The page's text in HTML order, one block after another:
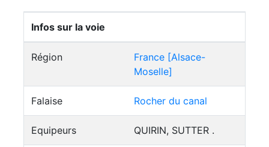
Infos sur la voie
Région
France [Alsace-
Moselle]
Falaise Rocher du canal
Equipeurs QUIRIN, SUTTER .